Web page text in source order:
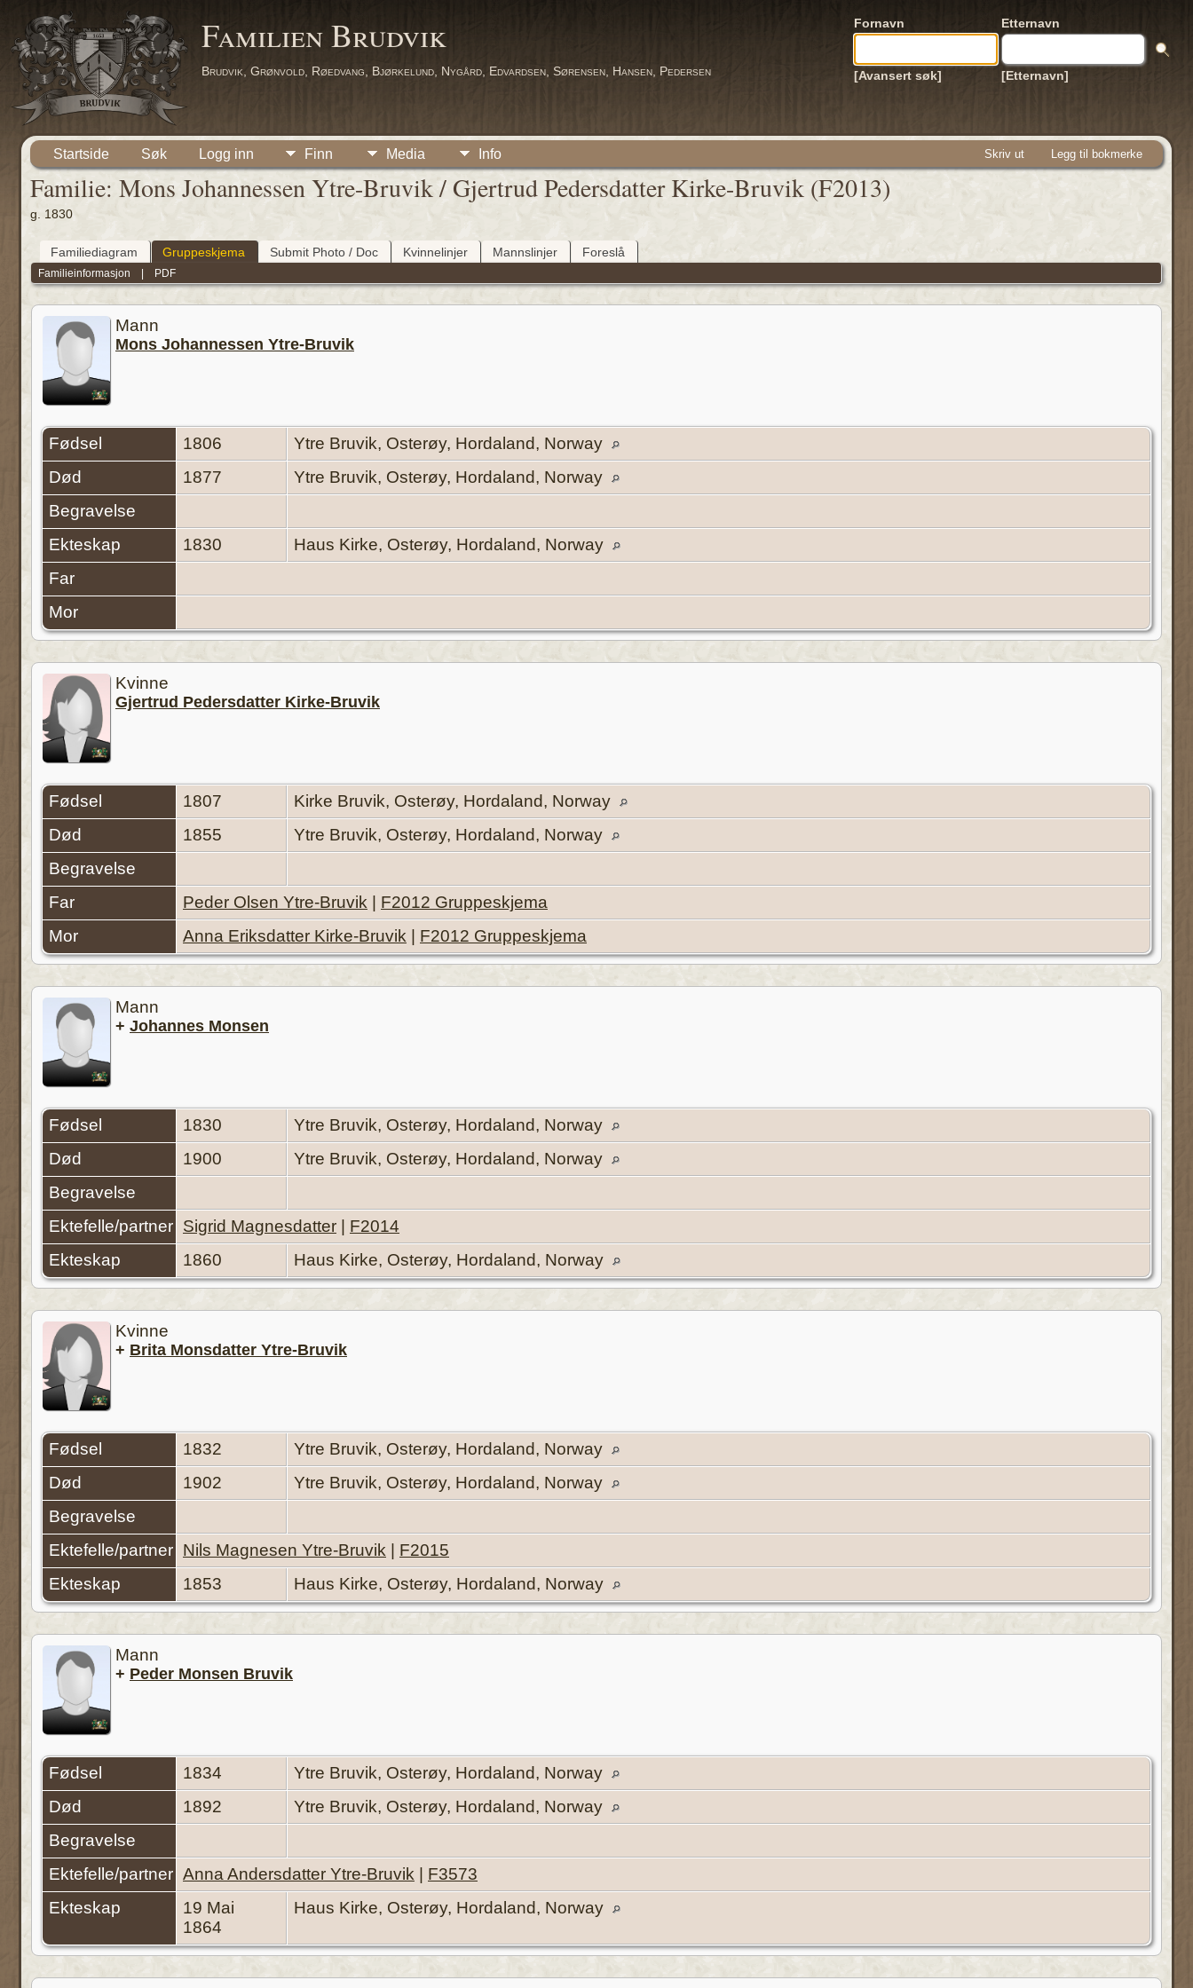
Familien Brudvik
Brudvik, Grønvold, Røedvang, Bjørkelund, Nygård, Edvardsen, Sørensen, Hansen, Pedersen
Fornavn Etternavn
[Avansert søk] [Etternavn]
Startside Søk Logg inn Finn Media Info Skriv ut Legg til bokmerke
Familie: Mons Johannessen Ytre-Bruvik / Gjertrud Pedersdatter Kirke-Bruvik (F2013)
g. 1830
Familiediagram Gruppeskjema Submit Photo / Doc Kvinnelinjer Mannslinjer Foreslå
Familieinformasjon | PDF
Mann
Mons Johannessen Ytre-Bruvik
Fødsel 1806
Ytre Bruvik, Osterøy, Hordaland, Norway
Død
1877
Ytre Bruvik, Osterøy, Hordaland, Norway
Begravelse
Ekteskap
1830
Haus Kirke, Osterøy, Hordaland, Norway
Far
Mor
Kvinne
Gjertrud Pedersdatter Kirke-Bruvik
Fødsel 1807
Kirke Bruvik, Osterøy, Hordaland, Norway
Død
1855
Ytre Bruvik, Osterøy, Hordaland, Norway
Begravelse
Far
Peder Olsen Ytre-Bruvik | F2012 Gruppeskjema
Mor
Anna Eriksdatter Kirke-Bruvik | F2012 Gruppeskjema
Mann
+ Johannes Monsen
Fødsel 1830
Ytre Bruvik, Osterøy, Hordaland, Norway
Død
1900
Ytre Bruvik, Osterøy, Hordaland, Norway
Begravelse
Ektefelle/partner Sigrid Magnesdatter | F2014
Ekteskap
1860 Haus Kirke, Osterøy, Hordaland, Norway
Kvinne
+ Brita Monsdatter Ytre-Bruvik
Fødsel 1832
Ytre Bruvik, Osterøy, Hordaland, Norway
Død
1902
Ytre Bruvik, Osterøy, Hordaland, Norway
Begravelse
Ektefelle/partner Nils Magnesen Ytre-Bruvik | F2015
Ekteskap
1853 Haus Kirke, Osterøy, Hordaland, Norway
Mann
+ Peder Monsen Bruvik
Fødsel 1834
Ytre Bruvik, Osterøy, Hordaland, Norway
Død
1892
Ytre Bruvik, Osterøy, Hordaland, Norway
Begravelse
Ektefelle/partner Anna Andersdatter Ytre-Bruvik | F3573
Ekteskap
19 Mai
1864
Haus Kirke, Osterøy, Hordaland, Norway